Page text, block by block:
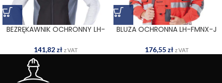
BEZRĘKAWNIK OCHRONNY LH-
141,82 zł z VAT
BLUZA OCHRONNA LH-FMNX-J
176,55 zł z VAT